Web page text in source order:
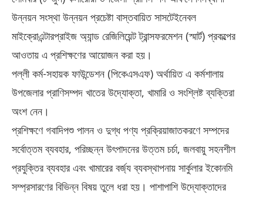
উন্নয়ন সংস্থা উন্নয়ন প্রচেষ্টা বাস্তবায়িত সাসটেইনেবল
মাইক্রোএন্টারপ্রাইজ অ্যান্ড রেজিলিয়েন্ট ট্রান্সফরমেশন (স্মার্ট) প্রকল্পের
আওতায় এ প্রশিক্ষণের আয়োজন করা হয়।
পল্লী কর্ম-সহায়ক ফাউন্ডেশন (পিকেএসএফ) অর্থায়িত এ কর্মশালায়
উপজেলার প্রাণিসম্পদ খাতের উদ্যোক্তা, খামারি ও সংশ্লিষ্ট ব্যক্তিরা
অংশ নেন।
প্রশিক্ষণে গবাদিপশু পালন ও দুগ্ধ পণ্য প্রক্রিয়াজাতকরণে সম্পদের
সর্বোত্তম ব্যবহার, পরিচ্ছন্ন উৎপাদনের উত্তম চর্চা, জলবায়ু সহনশীল
প্রযুক্তির ব্যবহার এবং খামারের বর্জ্য ব্যবস্থাপনায় সার্কুলার ইকোনমি
সম্প্রসারণের বিভিন্ন বিষয় তুলে ধরা হয়। পাশাপাশি উদ্যোক্তাদের